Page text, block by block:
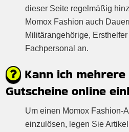
dieser Seite regelmäßig
Momox Fashion auch
Militärangehörige,
Fachpersonal an.
Kann ich mehrere
Gutscheine online
Um einen Momox Fashion-
einzulösen, legen Sie